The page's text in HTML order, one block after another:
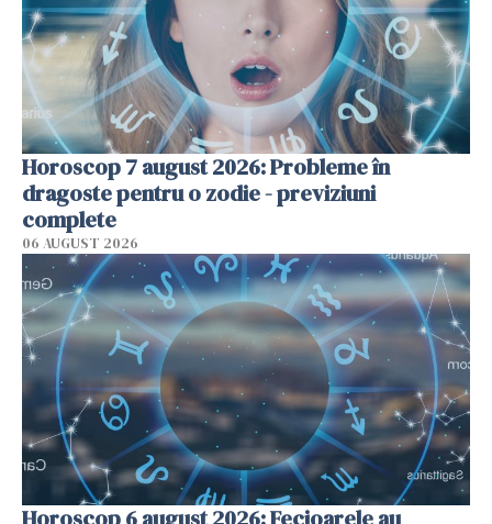
Horoscop 7 august 2026: Probleme în
dragoste pentru o zodie - previziuni
complete
06 AUGUST 2026